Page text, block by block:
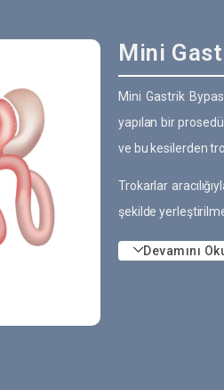
Mini
Mini Gastrik
yapılan bir
ve bu kesilerden
Trokarlar
şekilde
Devamını